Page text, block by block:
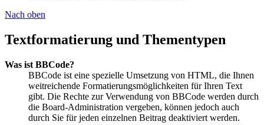
Nach oben
Textformatierung und Thementypen
Was ist BBCode?
BBCode ist eine spezielle Umsetzung von HTML, die Ihnen
weitreichende Formatierungsmöglichkeiten für Ihren Text
gibt. Die Rechte zur Verwendung von BBCode werden durch
die Board-Administration vergeben, können jedoch auch
durch Sie für jeden einzelnen Beitrag deaktiviert werden.